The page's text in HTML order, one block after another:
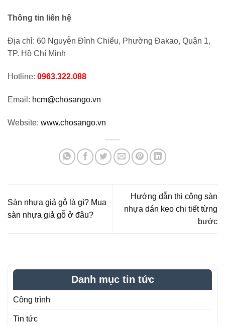
Thông tin liên hệ
Địa chỉ: 60 Nguyễn Đình Chiểu, Phường Đakao, Quận 1,
TP. Hồ Chí Minh
Hotline: 0963.322.088
Email: hcm@chosango.vn
Website: www.chosango.vn
Sàn nhựa giả gỗ là gì? Mua
sàn nhựa giả gỗ ở đâu?
Hướng dẫn thi công sàn
nhựa dán keo chi tiết từng
bước
Danh mục tin tức
Công trình
Tin tức